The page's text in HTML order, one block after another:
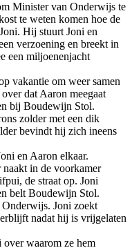
Minister van Onderwijs te
te weten komen hoe de
Hij stuurt Joni en
verzoening en breekt in
een miljoenenjacht
vakantie om weer samen
dat Aaron meegaat
bij Boudewijn Stol.
zolder met een dik
bevindt hij zich ineens
en Aaron elkaar.
naakt in de voorkamer
de straat op. Joni
belt Boudewijn Stol.
Joni zoekt
nadat hij is vrijgelaten
waarom ze hem